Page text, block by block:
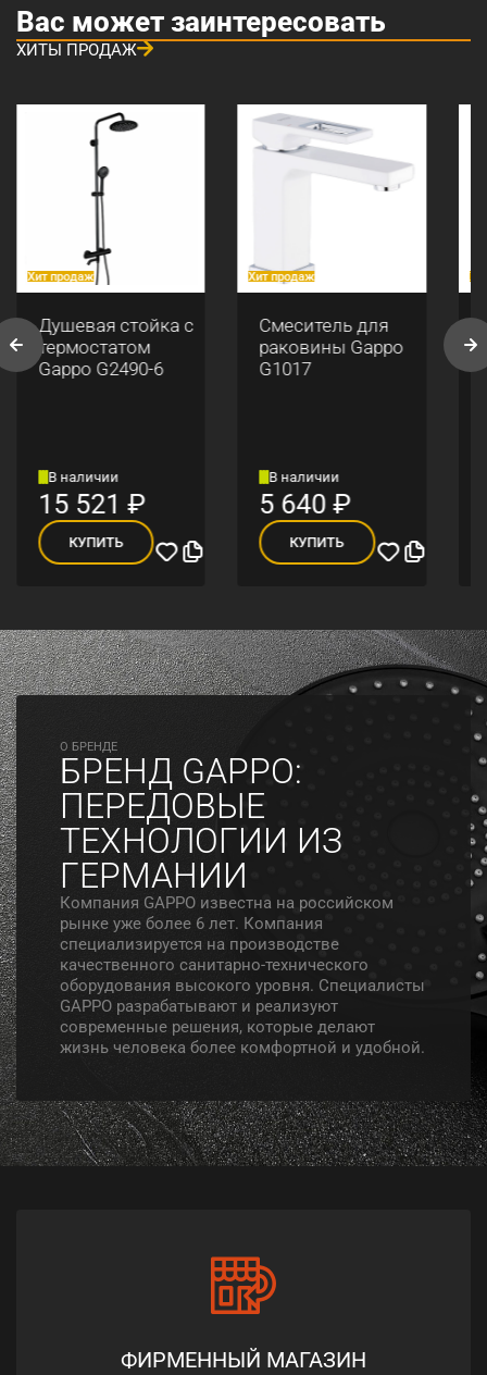
Вас может заинтересовать
ХИТЫ ПРОДАЖ
Хит продаж
Душевая стойка с
термостатом
Gappo G2490-6
В наличии
15 521 ₽
КУПИТЬ
Хит продаж
Смеситель для
раковины Gappo
G1017
В наличии
5 640₽
КУПИТЬ
O БРЕНДЕ
БРЕНД GAPPO:
ПЕРЕДОВЫЕ
ТЕХНОЛОГИИ ИЗ
ГЕРМАНИИ
Компания GAPPO известна на российском
рынке уже более 6 лет. Компания
специализируется на производстве
качественного санитарно-технического
оборудования высокого уровня. Специалисты
GAPPO разрабатывают и реализуют
современные решения, которые делают
жизнь человека более комфортной и удобной.
ФИРМЕННЫЙ МАГАЗИН